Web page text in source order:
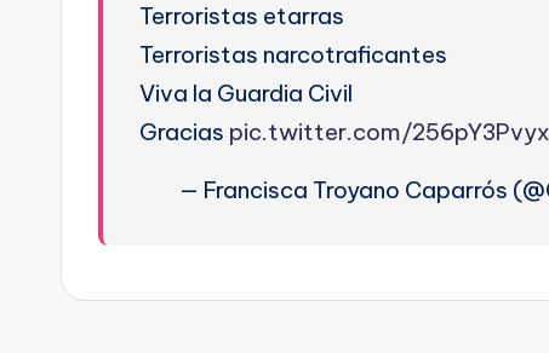
Terroristas etarras
Terroristas narcotraficantes
Viva la Guardia Civil
Gracias pic.twitter.com/256pY3Pvyx
— Francisca Troyano Caparrós